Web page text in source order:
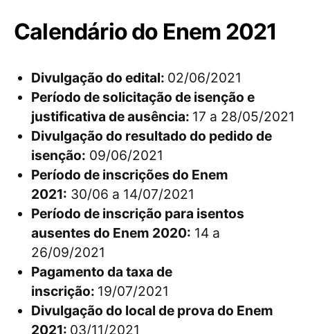
Calendário do Enem 2021
Divulgação do edital: 02/06/2021
Período de solicitação de isenção e
justificativa de ausência: 17 a 28/05/2021
Divulgação do resultado do pedido de
isenção: 09/06/2021
Período de inscrições do Enem
2021: 30/06 a 14/07/2021
Período de inscrição para isentos
ausentes do Enem 2020: 14 a
26/09/2021
Pagamento da taxa de
inscrição: 19/07/2021
Divulgação do local de prova do Enem
2021: 03/11/2021